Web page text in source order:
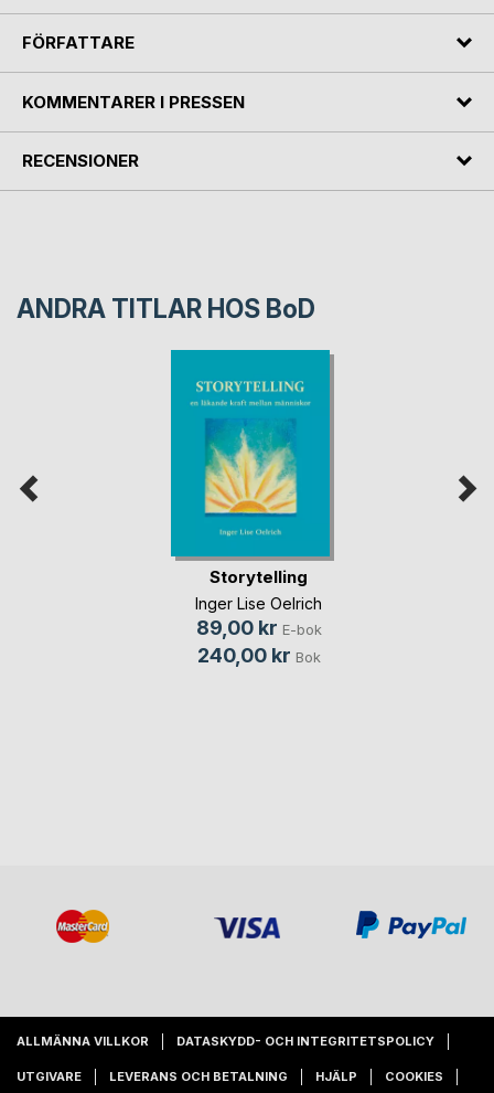
FÖRFATTARE
KOMMENTARER I PRESSEN
RECENSIONER
ANDRA TITLAR HOS BoD
Storytelling
Inger Lise Oelrich
89,00 kr E-bok
240,00 kr Bok
ALLMÄNNA VILLKOR DATASKYDD- OCH INTEGRITETSPOLICY
UTGIVARE LEVERANS OCH BETALNING HJÄLP COOKIES